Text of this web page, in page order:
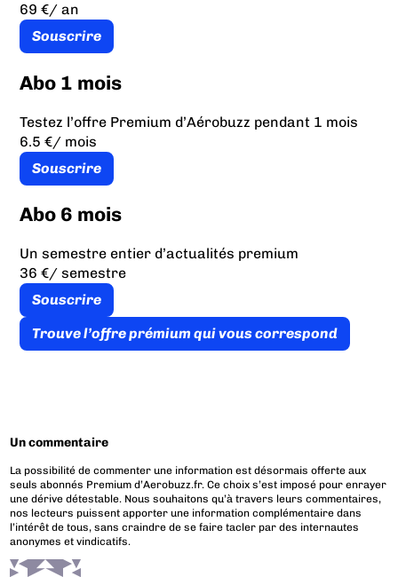
69 €/ an
Souscrire
Abo 1 mois
Testez l’offre Premium d’Aérobuzz pendant 1 mois
6.5 €/ mois
Souscrire
Abo 6 mois
Un semestre entier d’actualités premium
36 €/ semestre
Souscrire
Trouve l’offre prémium qui vous correspond
Un commentaire
La possibilité de commenter une information est désormais offerte aux
seuls abonnés Premium d’Aerobuzz.fr. Ce choix s’est imposé pour enrayer
une dérive détestable. Nous souhaitons qu’à travers leurs commentaires,
nos lecteurs puissent apporter une information complémentaire dans
l’intérêt de tous, sans craindre de se faire tacler par des internautes
anonymes et vindicatifs.